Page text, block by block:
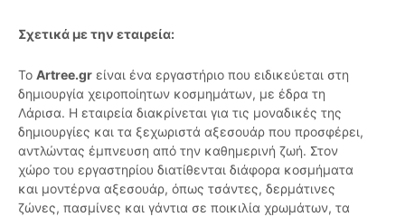
Σχετικά με την εταιρεία:
Το Artree.gr είναι ένα εργαστήριο που ειδικεύεται στη
δημιουργία χειροποίητων κοσμημάτων, με έδρα τη
Λάρισα. Η εταιρεία διακρίνεται για τις μοναδικές της
δημιουργίες και τα ξεχωριστά αξεσουάρ που προσφέρει,
αντλώντας έμπνευση από την καθημερινή ζωή. Στον
χώρο του εργαστηρίου διατίθενται διάφορα κοσμήματα
και μοντέρνα αξεσουάρ, όπως τσάντες, δερμάτινες
ζώνες, πασμίνες και γάντια σε ποικιλία χρωμάτων, τα